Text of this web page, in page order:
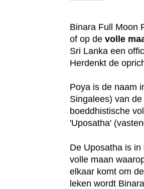
Binara Full Moon
of op de volle
Sri Lanka een
Herdenkt de
Poya is de naam
Singalees) van
boeddhistische
'Uposatha'
De Uposatha is
volle maan
elkaar komt om
leken wordt